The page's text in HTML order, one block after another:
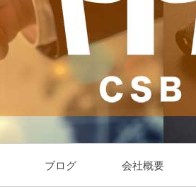
ブログ 会社概要